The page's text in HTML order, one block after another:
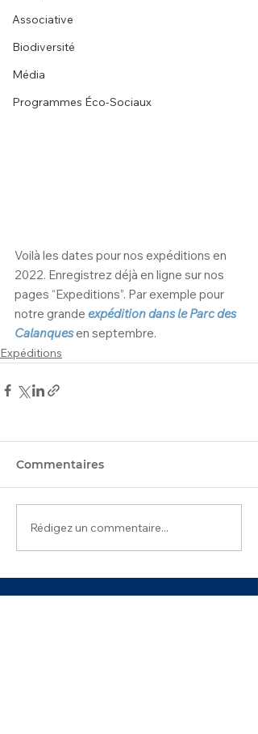
Associative
Biodiversité
Média
Programmes Éco-Sociaux
Voilà les dates pour nos expéditions en
2022. Enregistrez déjà en ligne sur nos
pages “Expeditions”. Par exemple pour
notre grande expédition dans le Parc des
Calanques en septembre.
Expéditions
Commentaires
Rédigez un commentaire...